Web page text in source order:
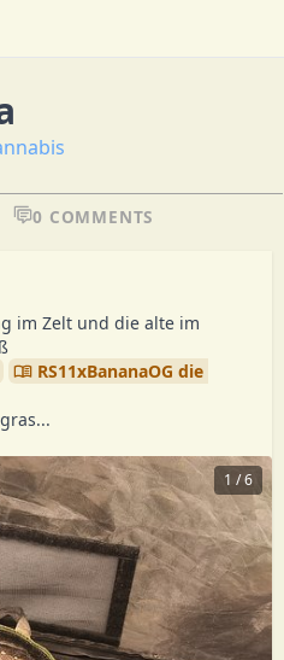
0 COMMENTS
im Zelt und die alte im
RS11xBananaOG die
1 / 6